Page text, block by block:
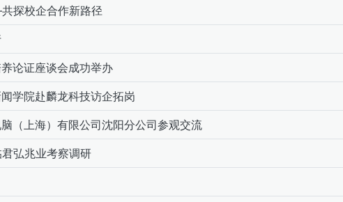
探校企合作新路径
论证座谈会成功举办
学院赴麟龙科技访企拓岗
（上海）有限公司沈阳分公司参观交流
弘兆业考察调研